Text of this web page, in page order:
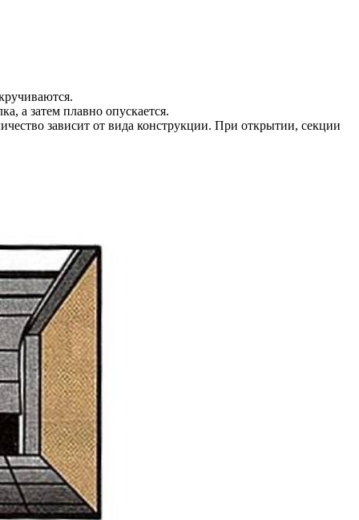
а затем плавно опускается.
зависит от вида конструкции. При открытии, секции